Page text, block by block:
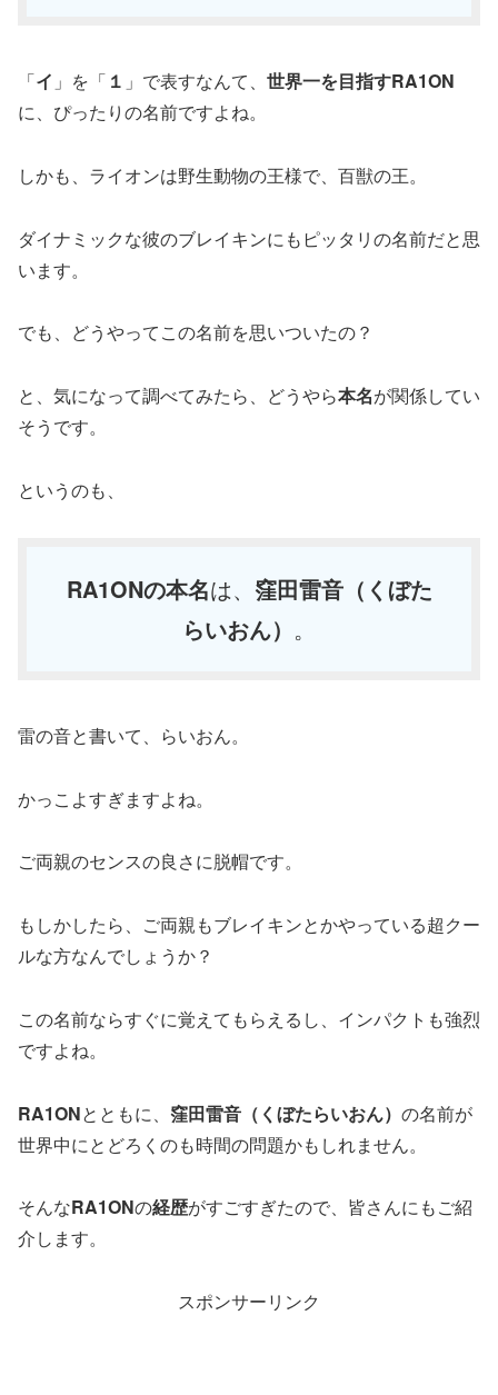
「イ 」を「 １ 」で表すなんて、 世界一を目指すRA1ON
に、ぴったりの名前ですよね。
しかも、ライオンは野生動物の王様で、百獣の王。
ダイナミックな彼のブレイキンにもピッタリの名前だと思
います。
でも、どうやってこの名前を思いついたの？
と、気になって調べてみたら、どうやら本名が関係してい
そうです。
というのも、
RA1ONの本名は、 窪田雷音（くぼた
らいおん） 。
雷の音と書いて、らいおん。
かっこよすぎますよね。
ご両親のセンスの良さに脱帽です。
もしかしたら、ご両親もブレイキンとかやっている超クー
ルな方なんでしょうか？
この名前ならすぐに覚えてもらえるし、インパクトも強烈
ですよね。
RA1ONとともに、 窪田雷音（くぼたらいおん） の名前が
世界中にとどろくのも時間の問題かもしれません。
そんなRA1ONの経歴がすごすぎたので、皆さんにもご紹
介します。
スポンサーリンク